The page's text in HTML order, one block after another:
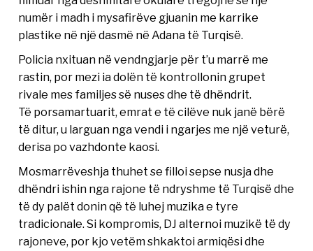
numër i madh i mysafirëve gjuanin me karrike
plastike në një dasmë në Adana të Turqisë.
Policia nxituan në vendngjarje për t’u marrë me
rastin, por mezi ia dolën të kontrollonin grupet
rivale mes familjes së nuses dhe të dhëndrit.
Të porsamartuarit, emrat e të cilëve nuk janë bërë
të ditur, u larguan nga vendi i ngarjes me një veturë,
derisa po vazhdonte kaosi.
Mosmarrëveshja thuhet se filloi sepse nusja dhe
dhëndri ishin nga rajone të ndryshme të Turqisë dhe
të dy palët donin që të luhej muzika e tyre
tradicionale. Si kompromis, DJ alternoi muzikë të dy
rajoneve, por kjo vetëm shkaktoi armiqësi dhe